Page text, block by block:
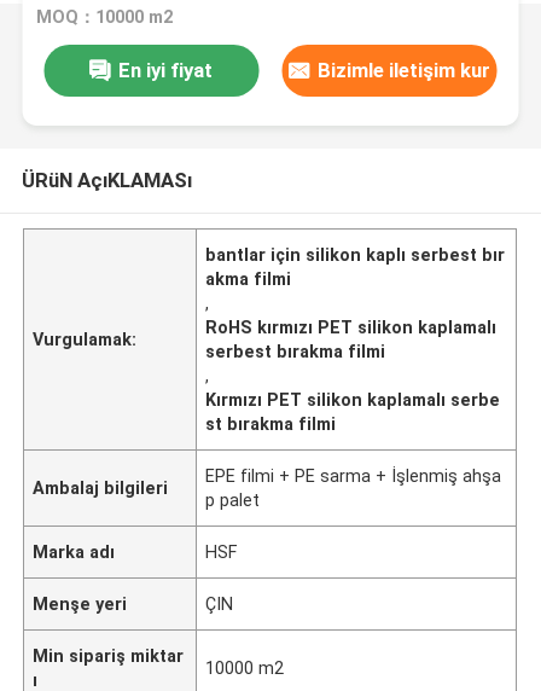
MOQ：10000 m2
En iyi fiyat Bizimle iletişim kur
ÜRüN AçıKLAMASı
Vurgulamak:
bantlar için silikon kaplı serbest bır
akma filmi
,
RoHS kırmızı PET silikon kaplamalı
serbest bırakma filmi
,
Kırmızı PET silikon kaplamalı serbe
st bırakma filmi
Ambalaj bilgileri
EPE filmi + PE sarma + İşlenmiş ahşa
p palet
Marka adı HSF
Menşe yeri ÇIN
Min sipariş miktar
ı
10000 m2